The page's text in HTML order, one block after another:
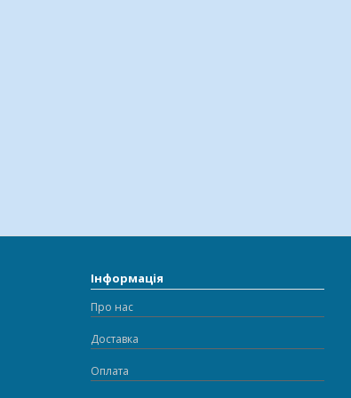
Інформація
Про нас
Доставка
Оплата